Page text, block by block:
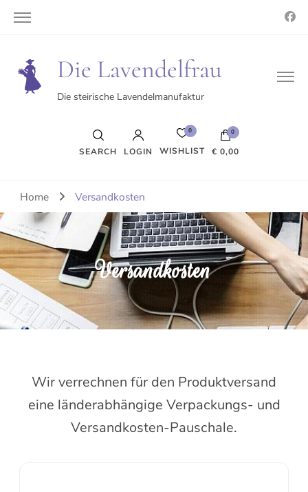
Die Lavendelfrau
Die steirische Lavendelmanufaktur
SEARCH LOGIN
0
WISHLIST
0
€ 0,00
Es befinden sich keine Produkte im Warenkorb.
Home Versandkosten
Versandkosten
Wir verrechnen für den Produktversand
eine länderabhängige Verpackungs- und
Versandkosten-Pauschale.